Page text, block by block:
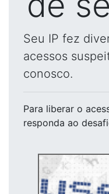
Seu IP fez
acessos
conosco.
Para liberar o
responda ao